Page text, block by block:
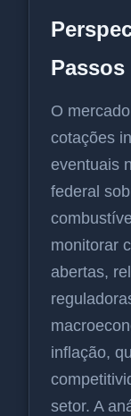
Passos
O
cotações
eventuais
federal
monitorar
abertas,
inflação,
setor. A